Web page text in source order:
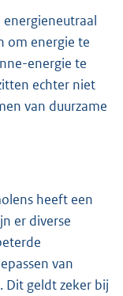
om energie te
energie te
echter niet
van duurzame
heeft een
er diverse
van
geldt zeker bij